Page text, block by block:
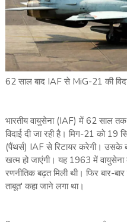
62 साल बाद IAF से MiG-21 की
भारतीय वायुसेना (IAF) में 62 साल
विदाई दी जा रही है। मिग-21 को 19
(पैंथर्स) IAF से रिटायर करेगी। उसके
खत्म हो जाएंगी। यह 1963 में
रणनीतिक बढ़त मिली थी। फिर बार-
ताबूत' कहा जाने लगा था।